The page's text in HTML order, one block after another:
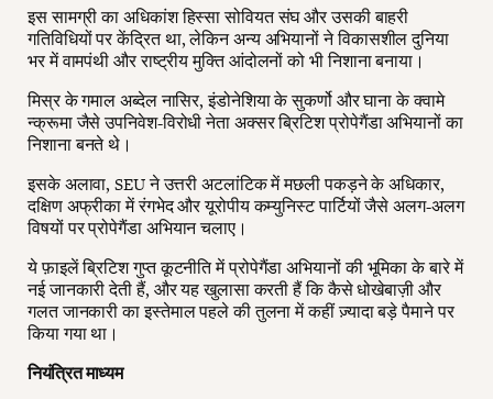
इस सामग्री का अधिकांश हिस्सा सोवियत संघ और उसकी बाहरी
गतिविधियों पर केंद्रित था, लेकिन अन्य अभियानों ने विकासशील दुनिया
भर में वामपंथी और राष्ट्रीय मुक्ति आंदोलनों को भी निशाना बनाया।
मिस्र के गमाल अब्देल नासिर, इंडोनेशिया के सुकर्णो और घाना के क्वामे
न्क्रूमा जैसे उपनिवेश-विरोधी नेता अक्सर ब्रिटिश प्रोपेगैंडा अभियानों का
निशाना बनते थे।
इसके अलावा, SEU ने उत्तरी अटलांटिक में मछली पकड़ने के अधिकार,
दक्षिण अफ्रीका में रंगभेद और यूरोपीय कम्युनिस्ट पार्टियों जैसे अलग-अलग
विषयों पर प्रोपेगैंडा अभियान चलाए।
ये फ़ाइलें ब्रिटिश गुप्त कूटनीति में प्रोपेगैंडा अभियानों की भूमिका के बारे में
नई जानकारी देती हैं, और यह खुलासा करती हैं कि कैसे धोखेबाज़ी और
गलत जानकारी का इस्तेमाल पहले की तुलना में कहीं ज़्यादा बड़े पैमाने पर
किया गया था।
नियंत्रित माध्यम